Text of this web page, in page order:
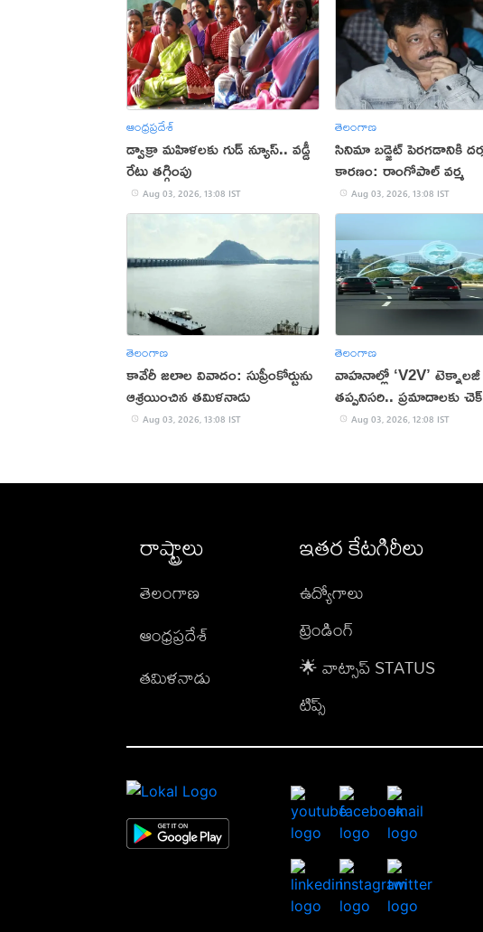
ఆంధ్రప్రదేశ్
డ్వాక్రా మహిళలకు గుడ్ న్యూస్.. వడ్డీ
రేటు తగ్గింపు
Aug 03, 2026, 13:08 IST
తెలంగాణ
సినిమా బడ్జెట్ పెరగడానికి
కారణం: రాంగోపాల్ వర్మ
Aug 03, 2026, 13:08 IST
తెలంగాణ
కావేరీ జలాల వివాదం: సుప్రీంకోర్టును
ఆశ్రయించిన తమిళనాడు
Aug 03, 2026, 13:08 IST
తెలంగాణ
వాహనాల్లో ‘V2V’ టెక్నాలజీ
తప్పనిసరి.. ప్రమాదాలకు
Aug 03, 2026, 12:08 IST
రాష్ట్రాలు
తెలంగాణ
ఆంధ్రప్రదేశ్
తమిళనాడు
ఇతర కేటగిరీలు
ఉద్యోగాలు
ట్రెండింగ్
🌟 వాట్సాప్ STATUS
టిప్స్